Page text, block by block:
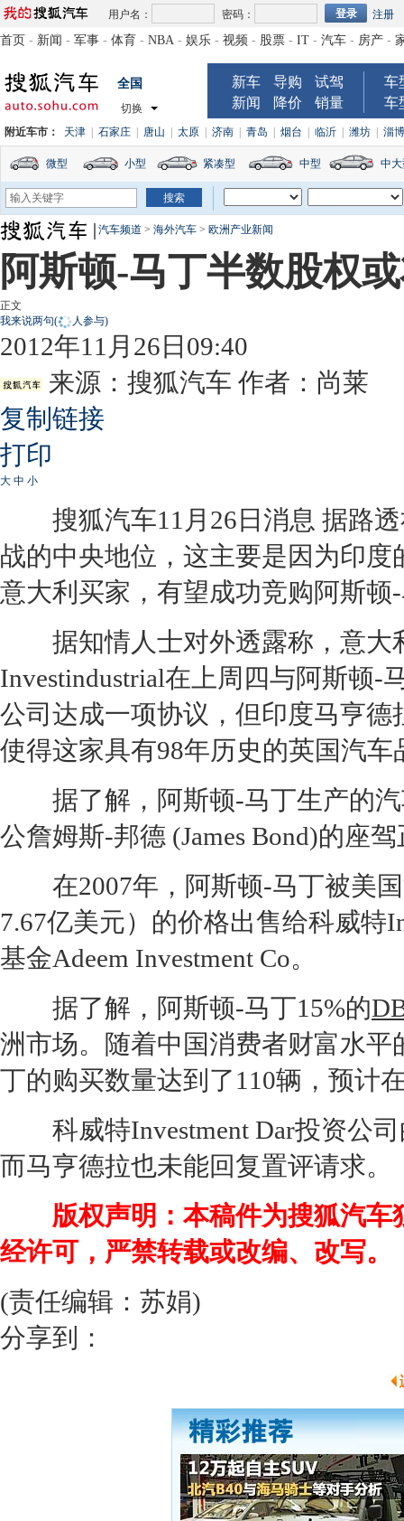
用户名： 密码： 注册
首页 - 新闻 - 军事 - 体育 - NBA - 娱乐 - 视频 - 股票 - IT - 汽车 - 房产 -
全国
切换
新车 导购
试驾
新闻
降价 销量
车
车
附近车市： 天津 石家庄 唐山 太原 济南 青岛 烟台 临沂 潍坊 淄博
微型 小型 紧凑型 中型 中
汽车频道 > 海外汽车 > 欧洲产业新闻
阿斯顿-马丁半数股权
正文
我来说两句( 人参与)
2012年11月26日09:40
来源： 搜狐汽车 作者：尚莱
复制链接
打印
大 中 小
搜狐汽车11月26日消息 据路透
战的中央地位，这主要是因为印
意大利买家，有望成功竞购阿斯
据知情人士对外透露称，意大
Investindustrial在上周四与阿斯顿-
公司达成一项协议，但印度马亨
使得这家具有98年历史的英国汽
据了解，阿斯顿-马丁生产的汽
公詹姆斯-邦德 (James Bond)的座
在2007年，阿斯顿-马丁被美国
7.67亿美元）的价格出售给科威特
基金Adeem Investment Co。
据了解，阿斯顿-马丁15%的
洲市场。随着中国消费者财富水
丁的购买数量达到了110辆，预计
科威特Investment Dar投资公司
而马亨德拉也未能回复置评请求。
版权声明：本稿件为搜狐汽
经许可，严禁转载或改编、改写。
(责任编辑：苏娟)
分享到：